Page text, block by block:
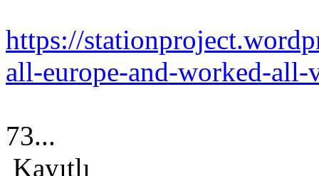
https://
all-europe-and-worked-all-
73...
Kayıtlı